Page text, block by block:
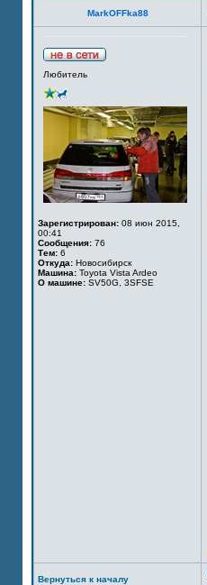
MarkOFFka88
Любитель
Зарегистрирован: 08 июн 2015,
00:41
Сообщения: 76
Тем: 6
Откуда: Новосибирск
Машина: Toyota Vista Ardeo
О машине: SV50G, 3SFSE
Вернуться к началу